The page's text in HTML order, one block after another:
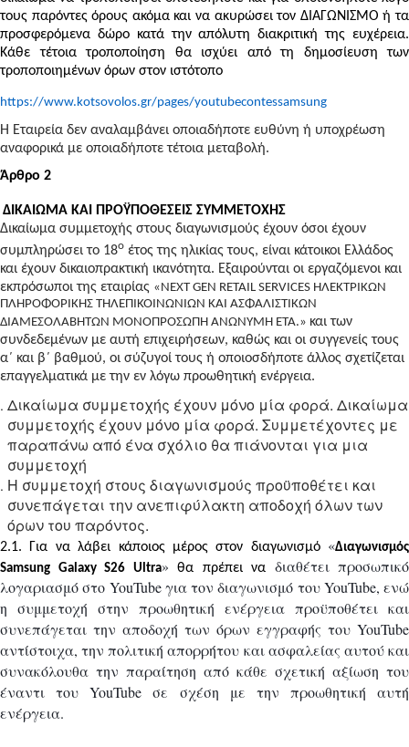
τους παρόντες όρους ακόμα και να ακυρώσει τον ΔΙΑΓΩΝΙΣΜΟ ή τα
προσφερόμενα δώρο κατά την απόλυτη διακριτική της ευχέρεια.
Κάθε τέτοια τροποποίηση θα ισχύει από τη δημοσίευση των
τροποποιημένων όρων στον ιστότοπο
https://www.kotsovolos.gr/pages/youtubecontessamsung
Η Εταιρεία δεν αναλαμβάνει οποιαδήποτε ευθύνη ή υποχρέωση
αναφορικά με οποιαδήποτε τέτοια μεταβολή.
Άρθρο 2
ΔΙΚΑΙΩΜΑ ΚΑΙ ΠΡΟΫΠΟΘΕΣΕΙΣ ΣΥΜΜΕΤΟΧΗΣ
Δικαίωμα συμμετοχής στους διαγωνισμούς έχουν όσοι έχουν
συμπληρώσει το 18ο έτος της ηλικίας τους, είναι κάτοικοι Ελλάδος
και έχουν δικαιοπρακτική ικανότητα. Εξαιρούνται οι εργαζόμενοι και
εκπρόσωποι της εταιρίας «NEXT GEN RETAIL SERVICES ΗΛΕΚΤΡΙΚΩΝ
ΠΛΗΡΟΦΟΡΙΚΗΣ ΤΗΛΕΠΙΚΟΙΝΩΝΙΩΝ ΚΑΙ ΑΣΦΑΛΙΣΤΙΚΩΝ
ΔΙΑΜΕΣΟΛΑΒΗΤΩΝ ΜΟΝΟΠΡΟΣΩΠΗ ΑΝΩΝΥΜΗ ΕΤΑ.» και των
συνδεδεμένων με αυτή επιχειρήσεων, καθώς και οι συγγενείς τους
α΄ και β΄ βαθμού, οι σύζυγοί τους ή οποιοσδήποτε άλλος σχετίζεται
επαγγελματικά με την εν λόγω προωθητική ενέργεια.
Δικαίωμα συμμετοχής έχουν μόνο μία φορά. Δικαίωμα
συμμετοχής έχουν μόνο μία φορά. Συμμετέχοντες με
παραπάνω από ένα σχόλιο θα πιάνονται για μια
συμμετοχή
Η συμμετοχή στους διαγωνισμούς προϋποθέτει και
συνεπάγεται την ανεπιφύλακτη αποδοχή όλων των
όρων του παρόντος.
2.1. Για να λάβει κάποιος μέρος στον διαγωνισμό «Διαγωνισμός
Samsung Galaxy S26 Ultra» θα πρέπει να διαθέτει προσωπικό
λογαριασμό στο YouTube για τον διαγωνισμό του YouTube, ενώ
η συμμετοχή στην προωθητική ενέργεια προϋποθέτει και
συνεπάγεται την αποδοχή των όρων εγγραφής του YouTube
αντίστοιχα, την πολιτική απορρήτου και ασφαλείας αυτού και
συνακόλουθα την παραίτηση από κάθε σχετική αξίωση του
έναντι του YouTube σε σχέση με την προωθητική αυτή
ενέργεια.